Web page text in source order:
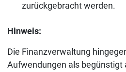
zurückgebracht werden.
Hinweis:
Die Finanzverwaltung
Aufwendungen als begünstigt